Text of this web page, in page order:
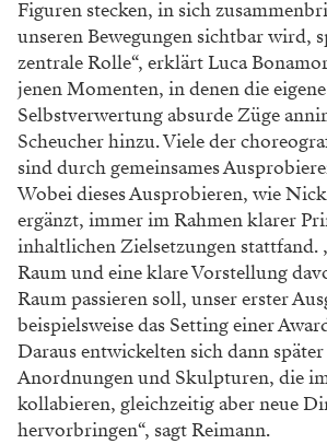
Figuren stecken, in sich
unseren Bewegungen sichtbar wird,
zentrale Rolle“, erklärt Luca
jenen Momenten, in denen die eigene
Selbstverwertung absurde Züge
Scheucher hinzu. Viele der
sind durch gemeinsames
Wobei dieses Ausprobieren, wie
ergänzt, immer im Rahmen klarer
inhaltlichen Zielsetzungen stattfand.
Raum und eine klare Vorstellung
Raum passieren soll, unser erster
beispielsweise das Setting einer
Daraus entwickelten sich dann
Anordnungen und Skulpturen, die
kollabieren, gleichzeitig aber neue
hervorbringen“, sagt Reimann.